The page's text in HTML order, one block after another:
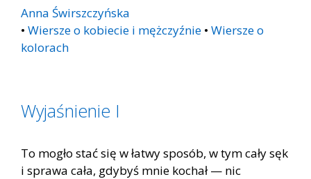
Anna Świrszczyńska
• Wiersze o kobiecie i mężczyźnie • Wiersze o
kolorach
Wyjaśnienie I
To mogło stać się w łatwy sposób, w tym cały sęk
i sprawa cała, gdybyś mnie kochał — nic